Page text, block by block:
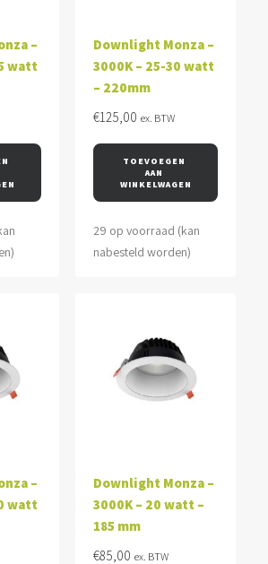
–
watt
Downlight Monza –
3000K – 25-30 watt
– 220mm
€125,00 ex. BTW
TOEVOEGEN
AAN
WINKELWAGEN
29 op voorraad (kan
nabesteld worden)
–
watt
Downlight Monza –
3000K – 20 watt –
185 mm
€85,00 ex. BTW